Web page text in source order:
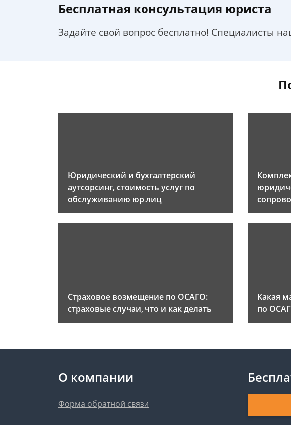
Бесплатная консультация юриста
Задайте свой вопрос бесплатно! Специалисты
Юридический и бухгалтерский
аутсорсинг, стоимость услуг по
обслуживанию юр.лиц
Страховое возмещение по ОСАГО:
страховые случаи, что и как делать
Какая
по
О компании
Форма обратной связи